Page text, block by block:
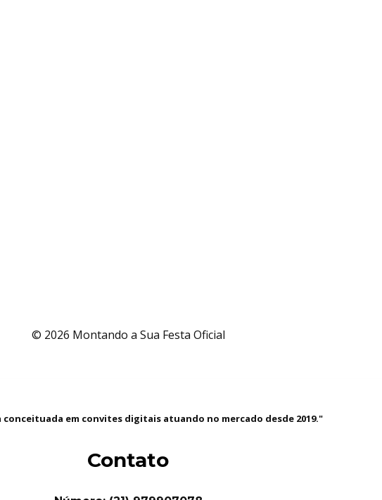
© 2026 Montando a Sua Festa Oficial
conceituada em convites digitais atuando no mercado desde 2019."
Contato